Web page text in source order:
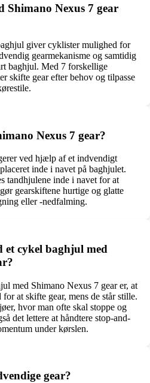
Shimano Nexus 7 gear
giver cyklister mulighed for
gearmekanisme og samtidig
baghjul. Med 7 forskellige
skifte gear efter behov og tilpasse
Nexus 7 gear?
ved hjælp af et indvendigt
inde i navet på baghjulet.
tandhjulene inde i navet for at
gearskiftene hurtige og glatte
eller -nedfalming.
et cykel baghjul med
med Shimano Nexus 7 gear er, at
at skifte gear, mens de står stille.
hvor man ofte skal stoppe og
det lettere at håndtere stop-and-
under kørslen.
gear?